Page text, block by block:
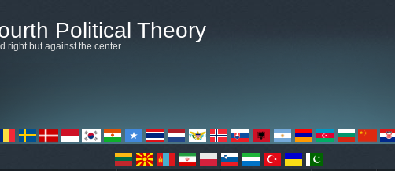
Political Theory
right but against the center